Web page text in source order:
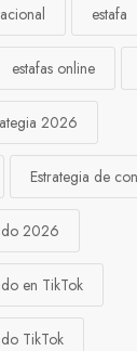
estafa
estafas online
2026
Estrategia de
2026
en TikTok
TikTok